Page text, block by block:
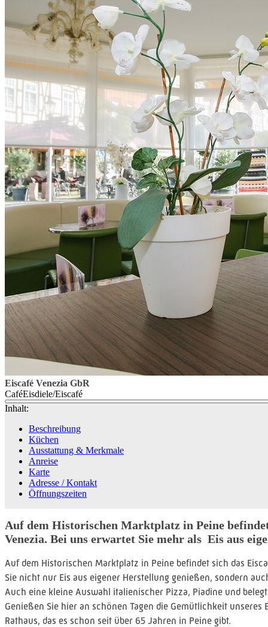
Eiscafé Venezia GbR
CaféEisdiele/Eiscafé
Inhalt:
Beschreibung
Küchen
Ausstattung & Merkmale
Anreise
Karte
Adresse / Kontakt
Öffnungszeiten
Auf dem Historischen Marktplatz in Peine
Venezia. Bei uns erwartet Sie mehr als Eis aus
Auf dem Historischen Marktplatz in Peine befindet sich das
Sie nicht nur Eis aus eigener Herstellung genießen, sondern
Auch eine kleine Auswahl italienischer Pizza, Piadine und
Genießen Sie hier an schönen Tagen die Gemütlichkeit unseres
Rathaus, das es schon seit über 65 Jahren in Peine gibt.